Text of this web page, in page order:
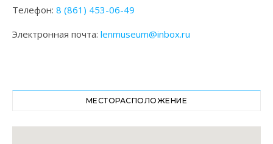
Телефон: 8 (861) 453-06-49
Электронная почта: lenmuseum@inbox.ru
МЕСТОРАСПОЛОЖЕНИЕ